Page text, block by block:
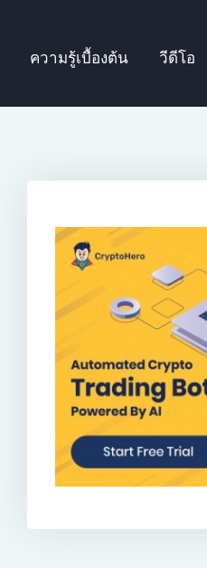
ความรู้เบื้องต้น วีดีโอ